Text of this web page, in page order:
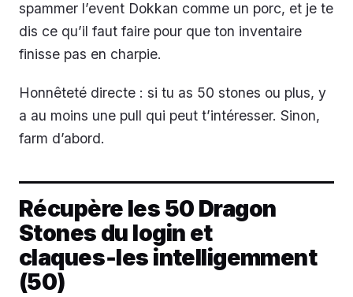
spammer l’event Dokkan comme un porc, et je te
dis ce qu’il faut faire pour que ton inventaire
finisse pas en charpie.
Honnêteté directe : si tu as 50 stones ou plus, y
a au moins une pull qui peut t’intéresser. Sinon,
farm d’abord.
Récupère les 50 Dragon
Stones du login et
claques‑les intelligemment
(50)